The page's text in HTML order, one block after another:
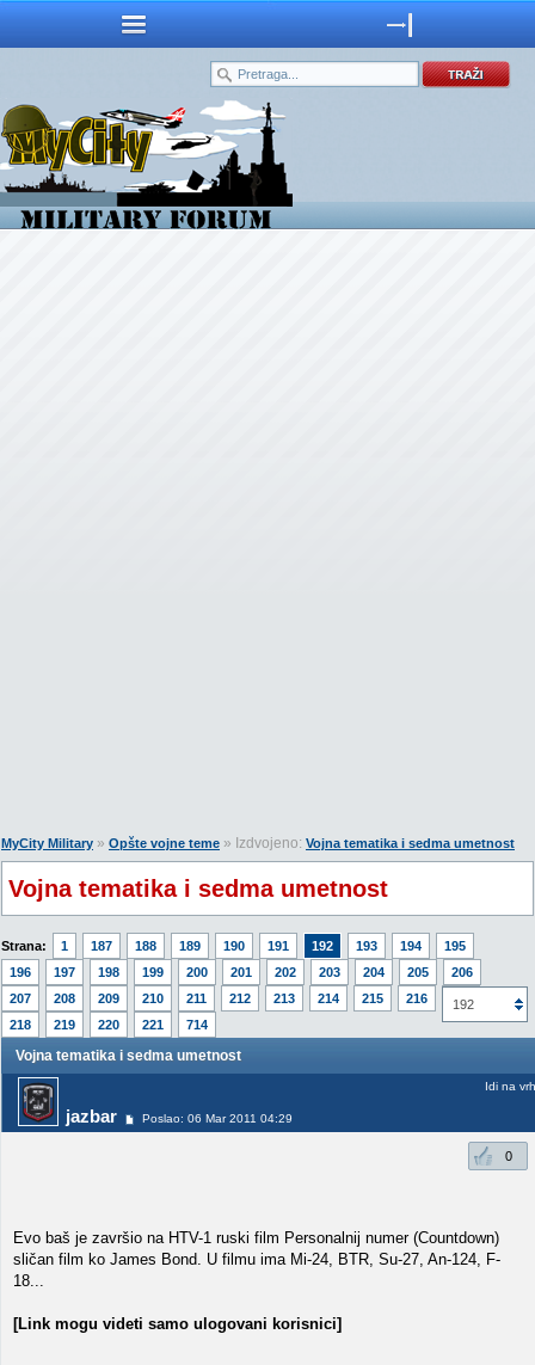
MyCity Military » Opšte vojne teme » Izdvojeno: Vojna tematika i sedma umetnost
Vojna tematika i sedma umetnost
Strana: 1 187 188 189 190 191 192 193 194
195
196
197 198 199 200 201 202 203 204 205
206
207
208 209 210 211 212 213 214 215 216
217
218
219 220 221 714
192
Vojna tematika i sedma umetnost
jazbar Poslao: 06 Mar 2011 04:29
Idi na vrh
0
Evo baš je završio na HTV-1 ruski film Personalnij numer (Countdown)
sličan film ko James Bond. U filmu ima Mi-24, BTR, Su-27, An-124, F-
18...
[Link mogu videti samo ulogovani korisnici]